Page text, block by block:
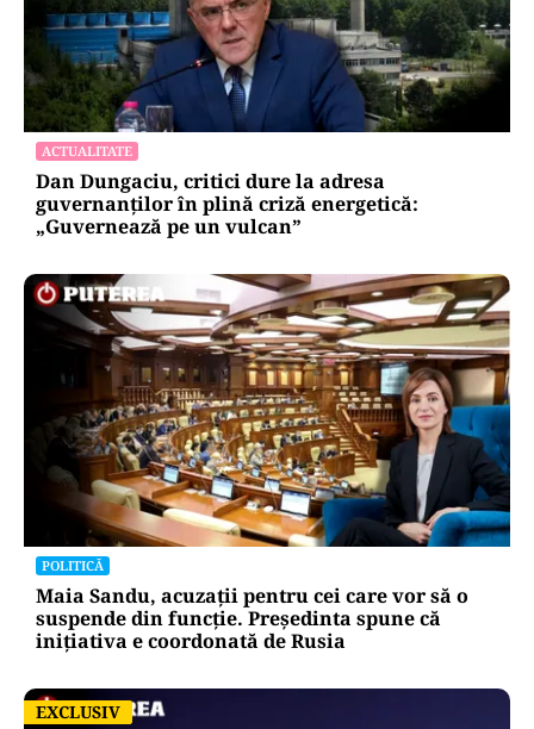
ACTUALITATE
Dan Dungaciu, critici dure la adresa
guvernanților în plină criză energetică:
„Guvernează pe un vulcan”
POLITICĂ
Maia Sandu, acuzații pentru cei care vor să o
suspende din funcție. Președinta spune că
inițiativa e coordonată de Rusia
EXCLUSIV
EXCLUSIV